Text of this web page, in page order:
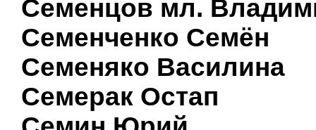
Семенцов мл.
Семенченко Семён
Семеняко Василина
Семерак Остап